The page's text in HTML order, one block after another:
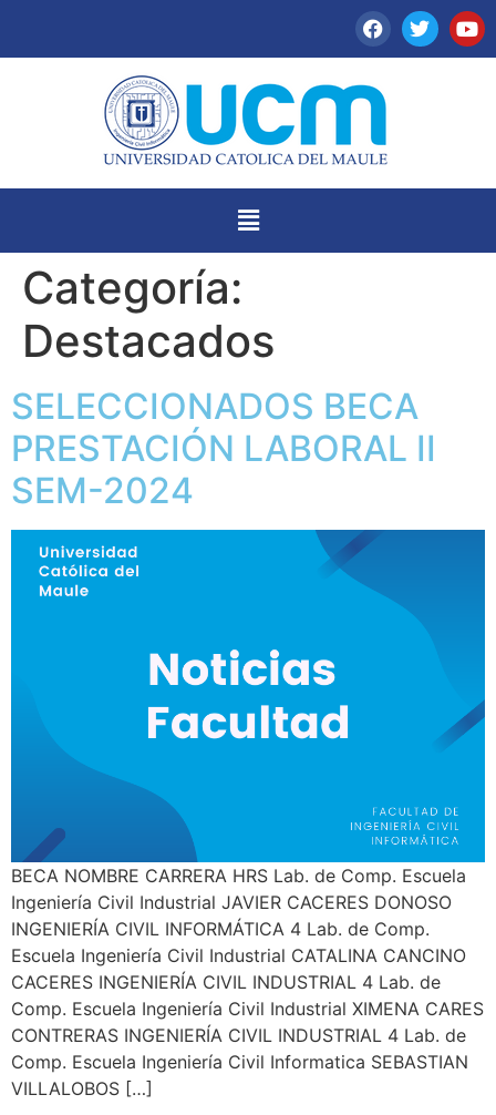
Categoría:
Destacados
SELECCIONADOS BECA
PRESTACIÓN LABORAL II
SEM-2024
BECA NOMBRE CARRERA HRS Lab. de Comp. Escuela
Ingeniería Civil Industrial JAVIER CACERES DONOSO
INGENIERÍA CIVIL INFORMÁTICA 4 Lab. de Comp.
Escuela Ingeniería Civil Industrial CATALINA CANCINO
CACERES INGENIERÍA CIVIL INDUSTRIAL 4 Lab. de
Comp. Escuela Ingeniería Civil Industrial XIMENA CARES
CONTRERAS INGENIERÍA CIVIL INDUSTRIAL 4 Lab. de
Comp. Escuela Ingeniería Civil Informatica SEBASTIAN
VILLALOBOS […]